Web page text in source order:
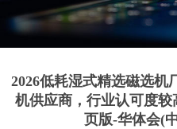
2026低耗湿式精​选磁选机
机供应商，行业认可度
页版-华体会(